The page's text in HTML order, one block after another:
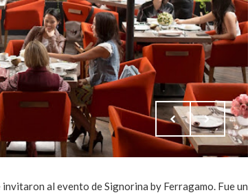
al evento de Signorina by Ferragamo. Fue un